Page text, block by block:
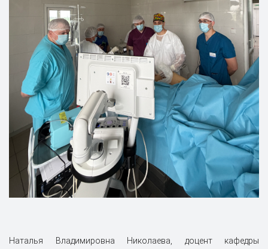
Наталья Владимировна Николаева, доцент кафедры